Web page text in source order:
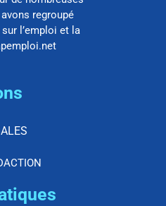
regroupé
l’emploi et la